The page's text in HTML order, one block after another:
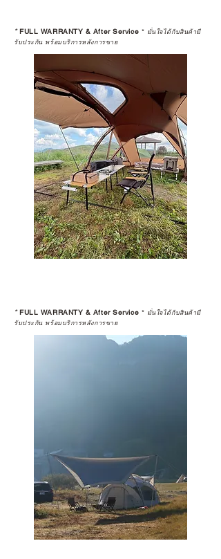
*FULL WARRANTY & After Service * มั่นใจได้กับสินค้ามี
รับประกัน พร้อมบริการหลังการขาย
*FULL WARRANTY & After Service * มั่นใจได้กับสินค้ามี
รับประกัน พร้อมบริการหลังการขาย